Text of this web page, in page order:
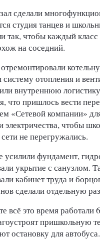
сделали
студия танцев и
так, чтобы каждый
на соседний.
отопления и
внутреннюю
что пришлось вести
«Сетевой компании»
чтобы
не перегружались.
усилили фундамент,
укрытие с санузлом.
кабинет труда и
сделали отдельную
всё это время работали
пришкольную
остановку для автобуса.